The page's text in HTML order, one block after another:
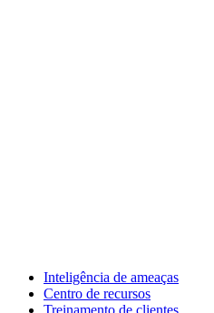
Inteligência de ameaças
Centro de recursos
Treinamento de clientes